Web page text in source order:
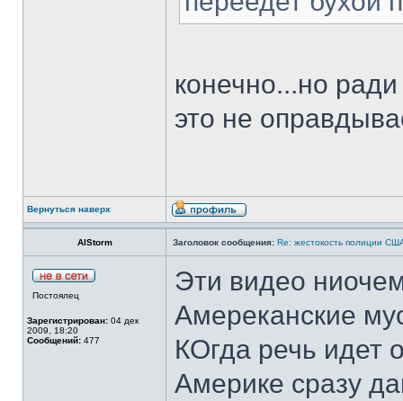
конечно...но
это не
Вернуться наверх
AlStorm Заголовок сообщения: Re: жестокость полиции
Постоялец
Зарегистрирован: 04 дек
2009, 18:20
Сообщений: 477
Эти видео
Амереканские
КОгда речь идет
Америке сразу